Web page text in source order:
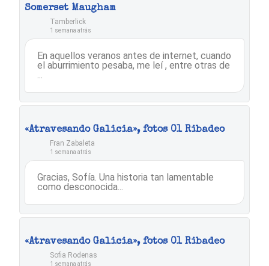
Somerset Maugham
Tamberlick
1 semana atrás
En aquellos veranos antes de internet, cuando
el aburrimiento pesaba, me leí , entre otras de
...
«Atravesando Galicia», fotos 01 Ribadeo
Fran Zabaleta
1 semana atrás
Gracias, Sofía. Una historia tan lamentable
como desconocida...
«Atravesando Galicia», fotos 01 Ribadeo
Sofia Rodenas
1 semana atrás